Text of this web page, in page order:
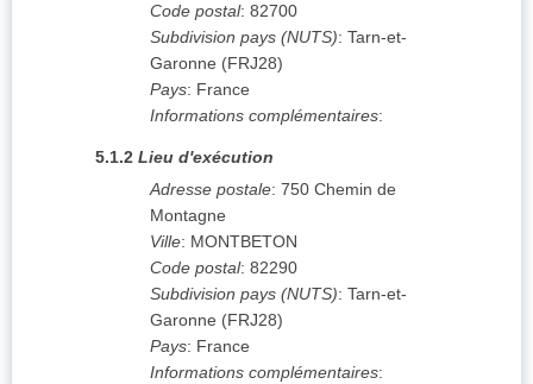
Code postal: 82700
Subdivision pays (NUTS): Tarn-et-
Garonne (FRJ28)
Pays: France
Informations complémentaires:
5.1.2 Lieu d'exécution
Adresse postale: 750 Chemin de
Montagne
Ville: MONTBETON
Code postal: 82290
Subdivision pays (NUTS): Tarn-et-
Garonne (FRJ28)
Pays: France
Informations complémentaires: